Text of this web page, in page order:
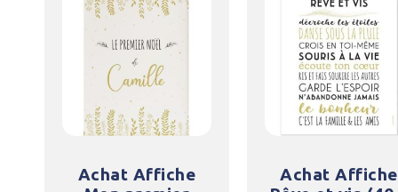
Achat Affiche
Achat Affiche